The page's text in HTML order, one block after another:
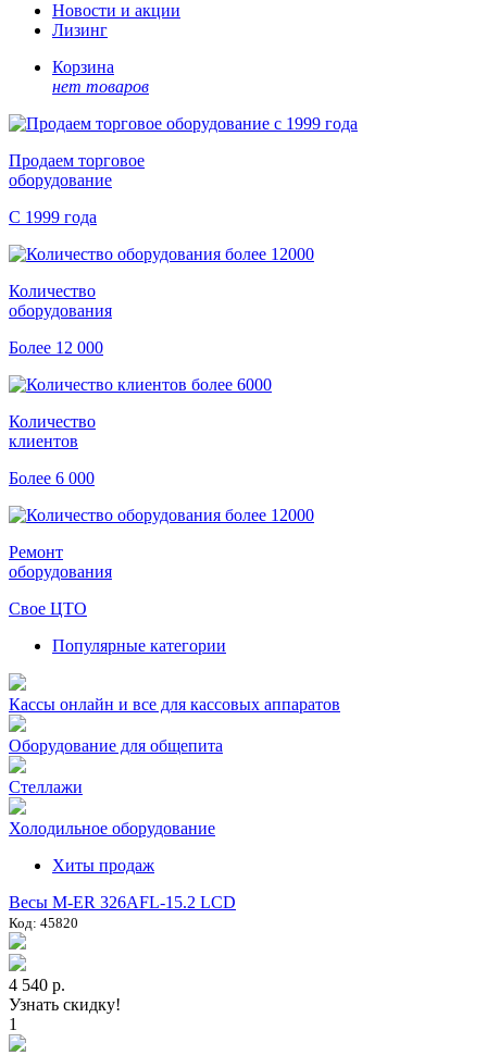
Новости и акции
Лизинг
Корзина
нет товаров
Продаем торговое
оборудование
С 1999 года
Количество
оборудования
Более 12 000
Количество
клиентов
Более 6 000
Ремонт
оборудования
Свое ЦТО
Популярные категории
Кассы онлайн и все для кассовых аппаратов
Оборудование для общепита
Стеллажи
Холодильное оборудование
Хиты продаж
Весы M-ER 326AFL-15.2 LCD
Код: 45820
4 540 р.
Узнать скидку!
1